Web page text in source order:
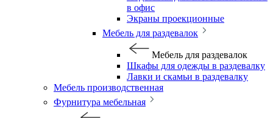
в офис
Экраны проекционные
Мебель для раздевалок
Мебель для раздевалок
Шкафы для одежды в раздевалку
Лавки и скамьи в раздевалку
Мебель производственная
Фурнитура мебельная